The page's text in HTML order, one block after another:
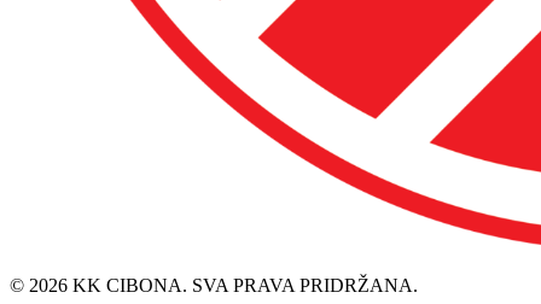
© 2026 KK CIBONA. SVA PRAVA PRIDRŽANA.